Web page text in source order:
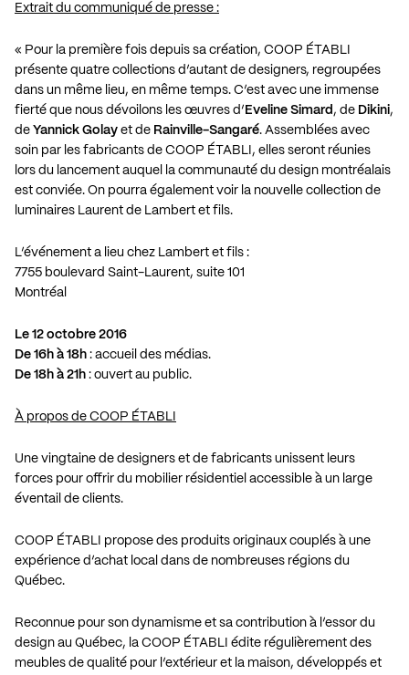
Extrait du communiqué de presse :
« Pour la première fois depuis sa création, COOP ÉTABLI
présente quatre collections d’autant de designers, regroupées
dans un même lieu, en même temps. C’est avec une immense
fierté que nous dévoilons les œuvres d’ Eveline Simard , de Dikini,
de Yannick Golay et de Rainville-Sangaré. Assemblées avec
soin par les fabricants de COOP ÉTABLI, elles seront réunies
lors du lancement auquel la communauté du design montréalais
est conviée. On pourra également voir la nouvelle collection de
luminaires Laurent de Lambert et fils.
L’événement a lieu chez Lambert et fils :
7755 boulevard Saint-Laurent, suite 101
Montréal
Le 12 octobre 2016
De 16h à 18h : accueil des médias.
De 18h à 21h : ouvert au public.
À propos de COOP ÉTABLI
Une vingtaine de designers et de fabricants unissent leurs
forces pour offrir du mobilier résidentiel accessible à un large
éventail de clients.
COOP ÉTABLI propose des produits originaux couplés à une
expérience d’achat local dans de nombreuses régions du
Québec.
Reconnue pour son dynamisme et sa contribution à l’essor du
design au Québec, la COOP ÉTABLI édite régulièrement des
meubles de qualité pour l’extérieur et la maison, développés et